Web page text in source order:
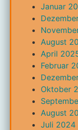
Januar
August
April
Februar
Oktober
August
Juli 2024